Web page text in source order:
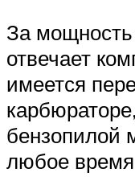
За
отвечает
имеется
бензопилой
любое время